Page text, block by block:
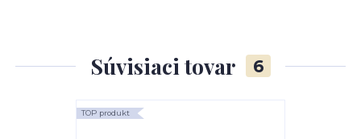
Súvisiaci tovar 6
TOP produkt